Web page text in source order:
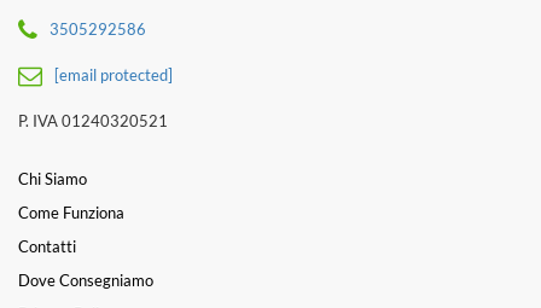
3505292586
[email protected]
P. IVA 01240320521
Chi Siamo
Come Funziona
Contatti
Dove Consegniamo